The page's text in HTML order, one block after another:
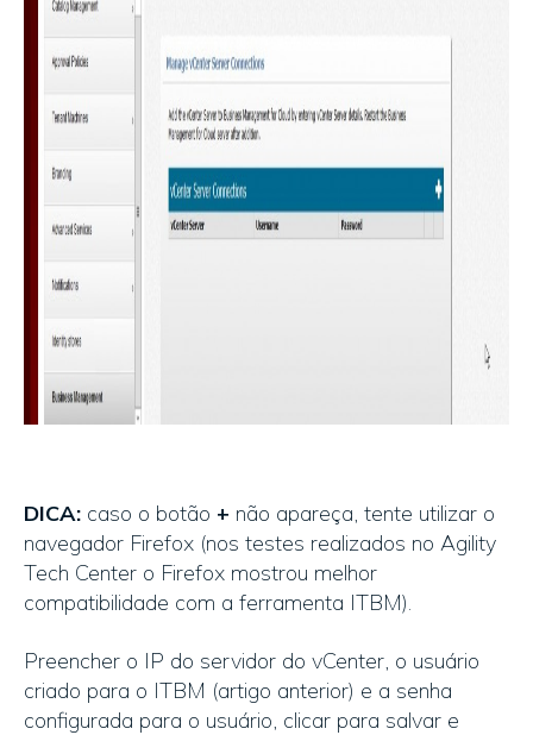
DICA: caso o botão + não apareça, tente utilizar o
navegador Firefox (nos testes realizados no Agility
Tech Center o Firefox mostrou melhor
compatibilidade com a ferramenta ITBM).
Preencher o IP do servidor do vCenter, o usuário
criado para o ITBM (artigo anterior) e a senha
configurada para o usuário, clicar para salvar e